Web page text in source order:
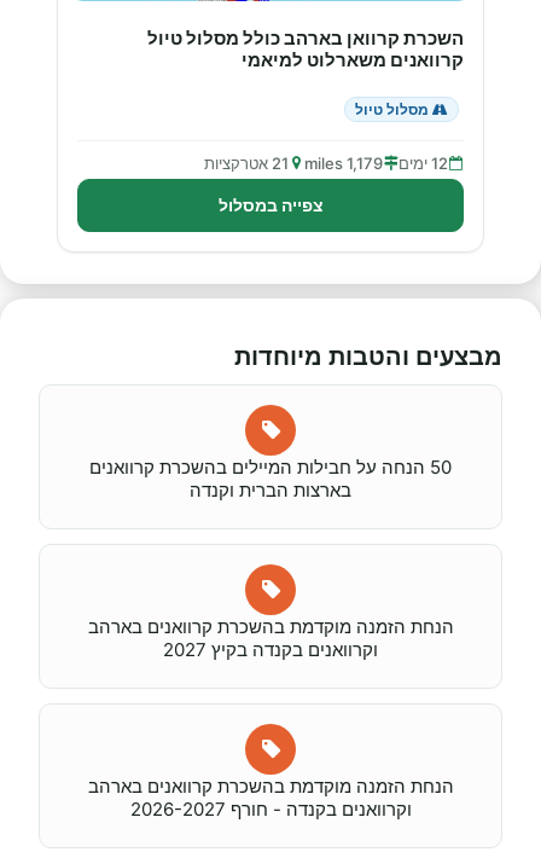
השכרת קרוואן בארהב כולל מסלול טיול
קרוואנים משארלוט למיאמי
מסלול טיול
12 ימים 1,179 miles 21 אטרקציות
צפייה במסלול
מבצעים והטבות מיוחדות
50 הנחה על חבילות המיילים בהשכרת קרוואנים
בארצות הברית וקנדה
הנחת הזמנה מוקדמת בהשכרת קרוואנים בארהב
וקרוואנים בקנדה בקיץ 2027
הנחת הזמנה מוקדמת בהשכרת קרוואנים בארהב
וקרוואנים בקנדה - חורף 2026-2027